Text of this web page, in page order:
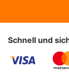
Schnell und